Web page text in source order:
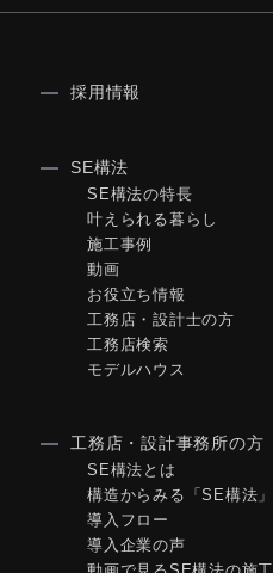
採用情報
SE構法
SE構法の特長
叶えられる暮らし
施工事例
動画
お役立ち情報
工務店・設計士の方
工務店検索
モデルハウス
工務店・設計事務所の方
SE構法とは
構造からみる「SE構法」
導入フロー
導入企業の声